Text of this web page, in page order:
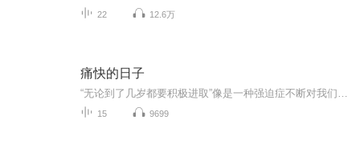
22 12.6万
痛快的日子
15 9699